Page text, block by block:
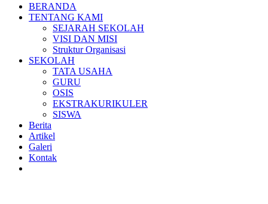
BERANDA
TENTANG KAMI
SEJARAH SEKOLAH
VISI DAN MISI
Struktur Organisasi
SEKOLAH
TATA USAHA
GURU
OSIS
EKSTRAKURIKULER
SISWA
Berita
Artikel
Galeri
Kontak